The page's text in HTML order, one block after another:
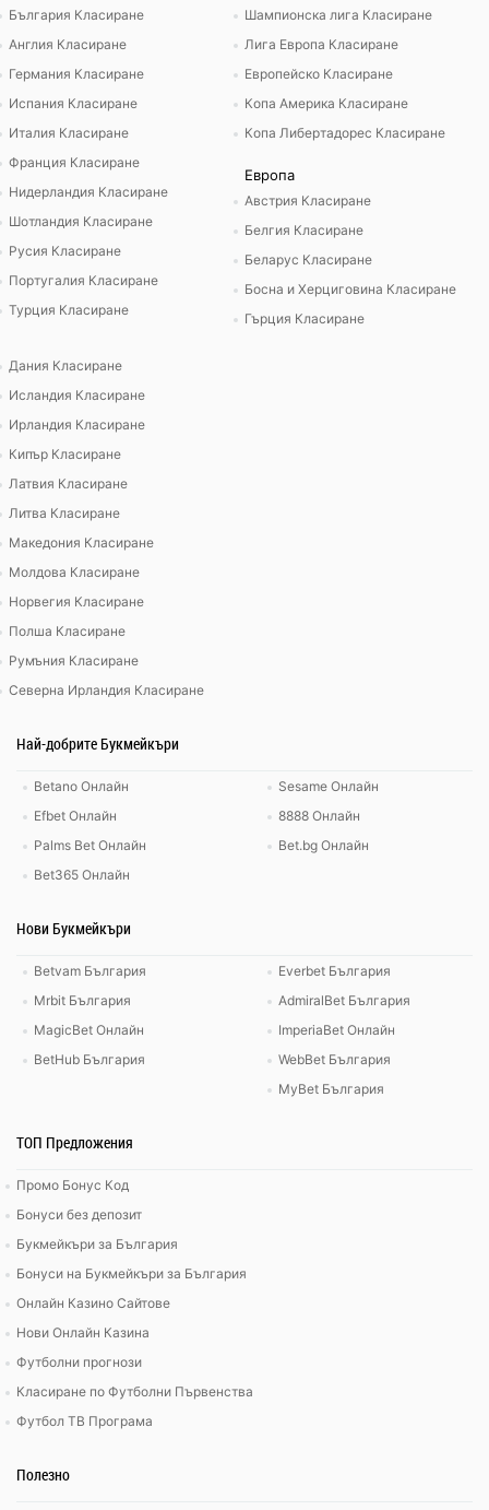
България Класиране
Англия Класиране
Германия Класиране
Испания Класиране
Италия Класиране
Франция Класиране
Нидерландия Класиране
Шотландия Класиране
Русия Класиране
Португалия Класиране
Турция Класиране
Шампионска лига Класиране
Лига Европа Класиране
Европейско Класиране
Копа Америка Класиране
Копа Либертадорес Класиране
Европа
Австрия Класиране
Белгия Класиране
Беларус Класиране
Босна и Херциговина Класиране
Гърция Класиране
Дания Класиране
Исландия Класиране
Ирландия Класиране
Кипър Класиране
Латвия Класиране
Литва Класиране
Македония Класиране
Молдова Класиране
Норвегия Класиране
Полша Класиране
Румъния Класиране
Северна Ирландия Класиране
Най-добрите Букмейкъри
Betano Онлайн
Efbet Онлайн
Palms Bet Онлайн
Bet365 Онлайн
Sesame Онлайн
8888 Онлайн
Bet.bg Онлайн
Нови Букмейкъри
Betvam България
Mrbit България
MagicBet Онлайн
BetHub България
Everbet България
AdmiralBet България
ImperiaBet Онлайн
WebBet България
MyBet България
ТОП Предложения
Промо Бонус Код
Бонуси без депозит
Букмейкъри за България
Бонуси на Букмейкъри за България
Онлайн Казино Сайтове
Нови Онлайн Казина
Футболни прогнози
Класиране по Футболни Първенства
Футбол ТВ Програма
Полезно